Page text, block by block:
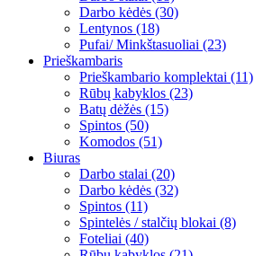
Darbo kėdės (30)
Lentynos (18)
Pufai/ Minkštasuoliai (23)
Prieškambaris
Prieškambario komplektai (11)
Rūbų kabyklos (23)
Batų dėžės (15)
Spintos (50)
Komodos (51)
Biuras
Darbo stalai (20)
Darbo kėdės (32)
Spintos (11)
Spintelės / stalčių blokai (8)
Foteliai (40)